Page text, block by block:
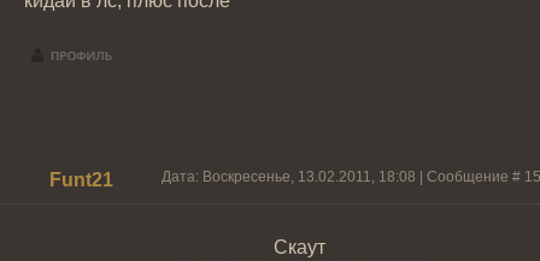
Funt21 Дата: Воскресенье, 13.02.2011, 18:08 | Сообщение #
Скаут